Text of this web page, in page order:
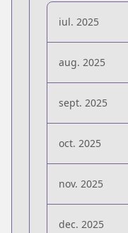
iul. 2025
aug. 2025
sept. 2025
oct. 2025
nov. 2025
dec. 2025